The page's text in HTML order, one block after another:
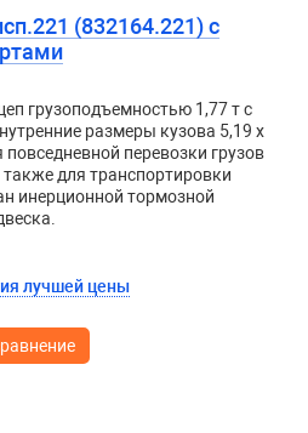
(832164.221) с
грузоподъемностью 1,77 т с
размеры кузова 5,19 x
перевозки грузов
для транспортировки
инерционной тормозной
лучшей цены